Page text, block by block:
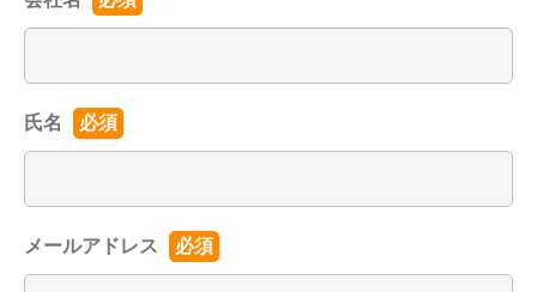
氏名 必須
メールアドレス 必須